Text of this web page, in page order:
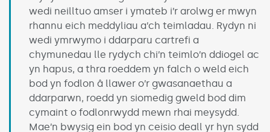
wedi neilltuo amser i ymateb i’r arolwg er mwyn
rhannu eich meddyliau a’ch teimladau. Rydyn ni
wedi ymrwymo i ddarparu cartrefi a
chymunedau lle rydych chi’n teimlo’n ddiogel ac
yn hapus, a thra roeddem yn falch o weld eich
bod yn fodlon â llawer o’r gwasanaethau a
ddarparwn, roedd yn siomedig gweld bod dim
cymaint o fodlonrwydd mewn rhai meysydd.
Mae’n bwysig ein bod yn ceisio deall yr hyn sydd